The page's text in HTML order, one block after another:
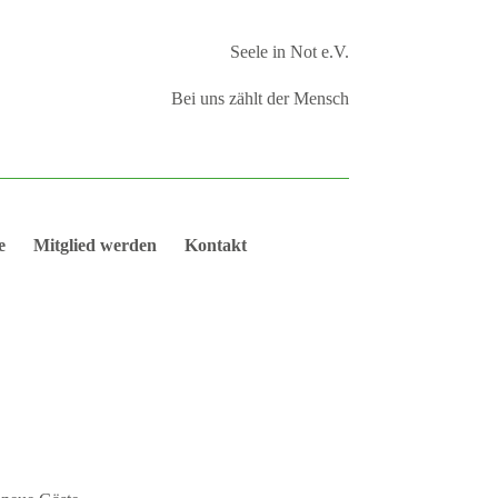
Seele in Not e.V.
Bei uns zählt der Mensch
Mitglied werden Kontakt